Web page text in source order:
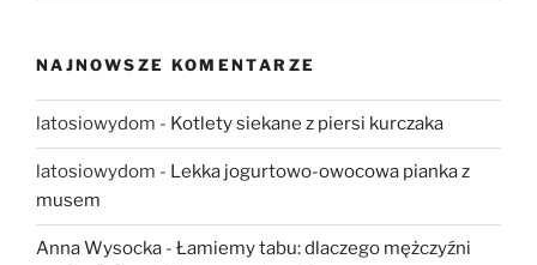
NAJNOWSZE KOMENTARZE
latosiowydom - Kotlety siekane z piersi kurczaka
latosiowydom - Lekka jogurtowo-owocowa pianka z
musem
Anna Wysocka - Łamiemy tabu: dlaczego mężczyźni